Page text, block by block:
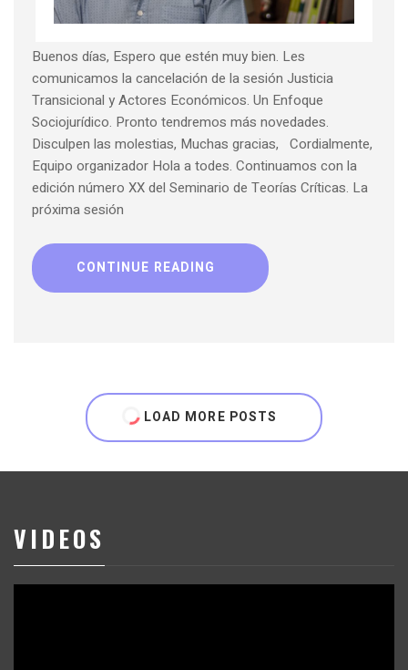
Buenos días, Espero que estén muy bien. Les
comunicamos la cancelación de la sesión Justicia
Transicional y Actores Económicos. Un Enfoque
Sociojurídico. Pronto tendremos más novedades.
Disculpen las molestias, Muchas gracias, Cordialmente,
Equipo organizador Hola a todes. Continuamos con la
edición número XX del Seminario de Teorías Críticas. La
próxima sesión
CONTINUE READING
LOAD MORE POSTS
VIDEOS